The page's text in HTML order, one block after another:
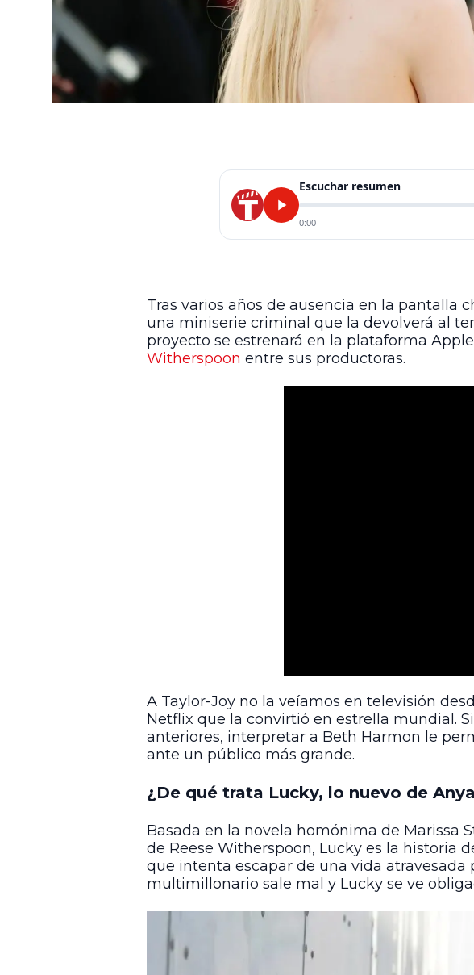
Escuchar resumen
0:00
Tras varios años de ausencia en la pantalla
una miniserie criminal que la devolverá al
proyecto se estrenará en la plataforma
Witherspoon entre sus productoras.
A Taylor-Joy no la veíamos en televisión
Netflix que la convirtió en estrella mundial.
anteriores, interpretar a Beth Harmon le
ante un público más grande.
¿De qué trata Lucky, lo nuevo de
Basada en la novela homónima de Marissa
de Reese Witherspoon, Lucky es la historia
que intenta escapar de una vida
multimillonario sale mal y Lucky se ve